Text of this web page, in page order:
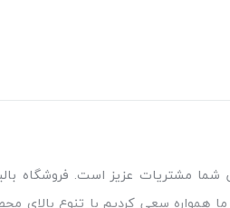
همواره سعی کردیم با تنوع بالای